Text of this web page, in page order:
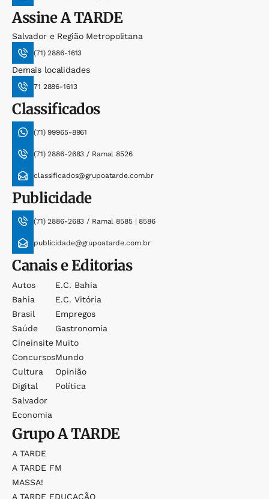
AssineA TARDE
Salvador e Região Metropolitana
(71) 2886-1613
Demais localidades
71 2886-1613
Classificados
(71) 99965-8961
(71) 2886-2683 / Ramal 8526
classificados@grupoatarde.com.br
Publicidade
(71) 2886-2683 / Ramal 8585 | 8586
publicidade@grupoatarde.com.br
Canais e Editorias
Autos
Bahia
Brasil
Saúde
Cineinsite
Concursos
Cultura
Digital
Salvador
Economia
E.c. Bahia
E.c. Vitória
Empregos
Gastronomia
Muito
Mundo
Opinião
Política
GrupoA TARDE
A TARDE
A TARDE FM
MASSA!
A TARDE EDUCAÇÃO